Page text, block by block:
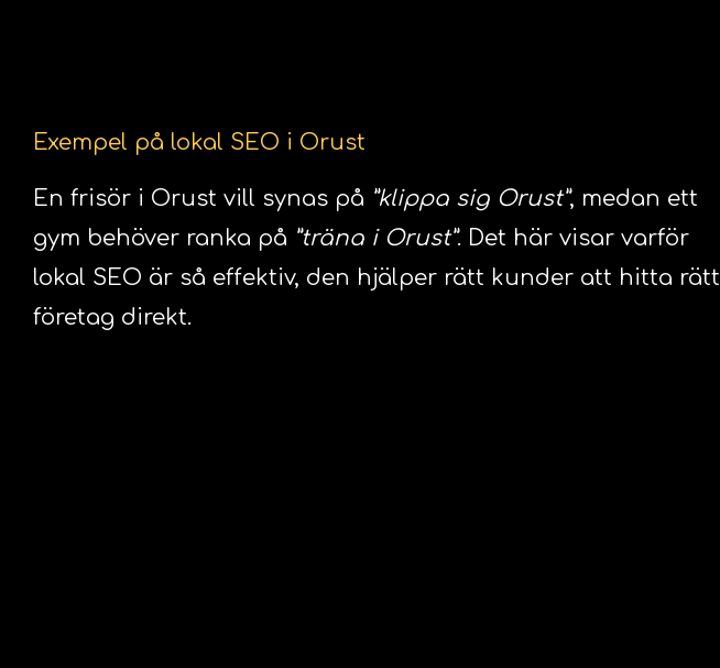
Exempel på lokal SEO i Orust
En frisör i Orust vill synas på ”klippa sig Orust”, medan ett
gym behöver ranka på ”träna i Orust”. Det här visar varför
lokal SEO är så effektiv, den hjälper rätt kunder att hitta rätt
företag direkt.